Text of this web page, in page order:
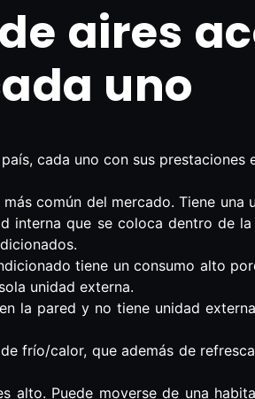
aires
uno
cada uno con sus prestaciones
común del mercado. Tiene
interna que se coloca dentro de
tiene un consumo alto
unidad externa.
la pared y no tiene unidad
frío/calor, que además de
alto. Puede moverse de una